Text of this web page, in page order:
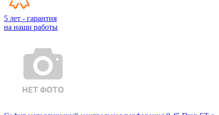
5 лет - гарантия
на наши работы